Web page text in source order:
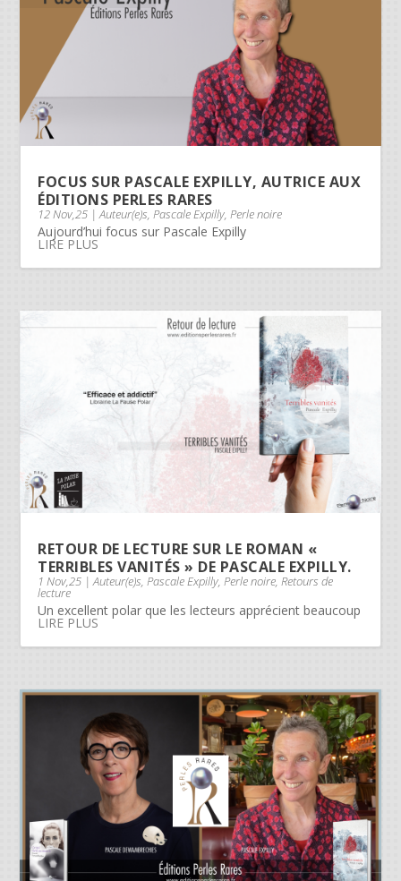
FOCUS SUR PASCALE EXPILLY, AUTRICE AUX
ÉDITIONS PERLES RARES
12 Nov,25 |Auteur(e)s,Pascale Expilly,Perle noire
Aujourd’hui focus sur Pascale Expilly
LIRE PLUS
RETOUR DE LECTURE SUR LE ROMAN «
TERRIBLES VANITÉS » DE PASCALE EXPILLY.
1 Nov,25 |Auteur(e)s,Pascale Expilly,Perle noire,Retours de
lecture
Un excellent polar que les lecteurs apprécient beaucoup
LIRE PLUS